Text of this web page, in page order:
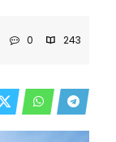
0 243